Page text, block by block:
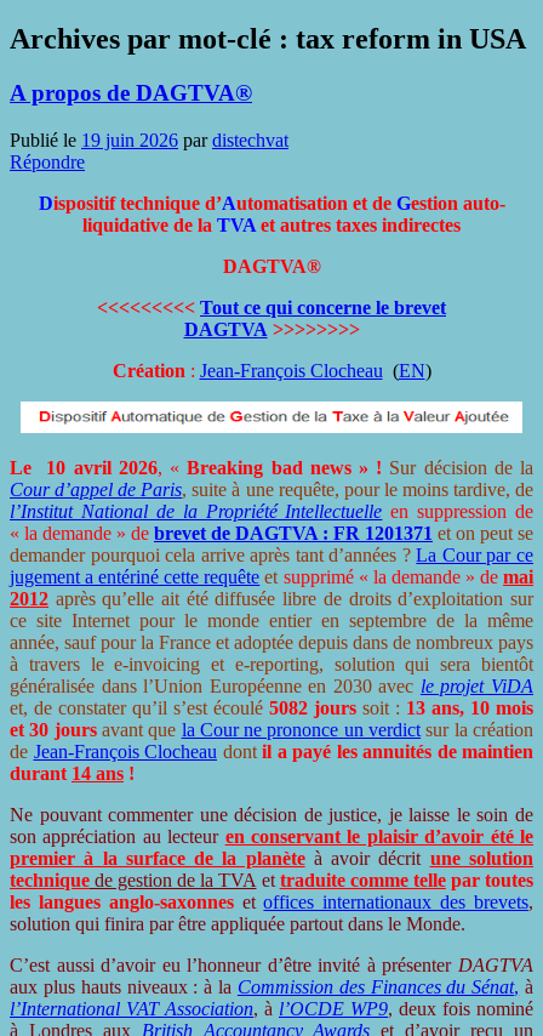
Archives par mot-clé : tax reform in USA
A propos de DAGTVA®
Publié le 19 juin 2026 pardistechvat
Répondre
Dispositif technique d’Automatisation et de Gestion auto-
liquidative de la TVA et autres taxes indirectes
DAGTVA®
<<<<<<<<< Tout ce qui concerne le brevet
DAGTVA >>>>>>>>
Création : Jean-François Clocheau (EN)
Le 10 avril 2026, «Breaking bad news» ! Sur décision de la
Cour d’appel de Paris, suite à une requête, pour le moins tardive, de
l’Institut National de la Propriété Intellectuelle en suppression de
« la demande » de brevet de DAGTVA : FR 1201371 et on peut se
demander pourquoi cela arrive après tant d’années ? La Cour par ce
jugement a entériné cette requête et supprimé « la demande » demai
2012 après qu’elle ait été diffusée libre de droits d’exploitation sur
ce site Internet pour le monde entier en septembre de la même
année, sauf pour la France et adoptée depuis dans de nombreux pays
à travers le e-invoicing et e-reporting, solution qui sera bientôt
généralisée dans l’Union Européenne en 2030 avec le projet ViDA
et, de constater qu’il s’est écoulé 5082 jours soit : 13 ans, 10 mois
et 30 jours avant que la Cour ne prononce un verdict sur la création
de Jean-François Clocheau dont il a payé les annuités de maintien
durant 14 ans !
Ne pouvant commenter une décision de justice, je laisse le soin de
son appréciation au lecteur en conservant le plaisir d’avoir été le
premier à la surface de la planèteà avoir décrit une solution
technique de gestion de la TVA et traduite comme tellepar toutes
les langues anglo-saxonnesetoffices internationaux des brevets,
solution qui finira par être appliquée partout dans le Monde.
C’est aussi d’avoir eu l’honneur d’être invité à présenter DAGTVA
aux plus hauts niveaux : à la Commission des Finances du Sénat, à
l’International VAT Association, à l’OCDE WP9, deux fois nominé
à Londres aux British Accountancy Awards et d’avoir reçu un